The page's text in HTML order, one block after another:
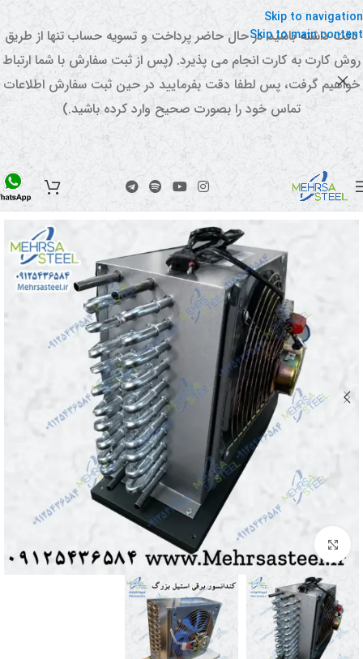
Skip to navigation
Skip to main content
دقت داشته باشید در حال حاضر پرداخت و تسویه حساب تنها از طریق
روش کارت به کارت انجام می پذیرد. (پس از ثبت سفارش با شما ارتباط
خواهیم گرفت، پس لطفا دقت بفرمایید در حین ثبت سفارش اطلاعات
تماس خود را بصورت صحیح وارد کرده باشید.)
برای بزرگنمایی کلیک کنید